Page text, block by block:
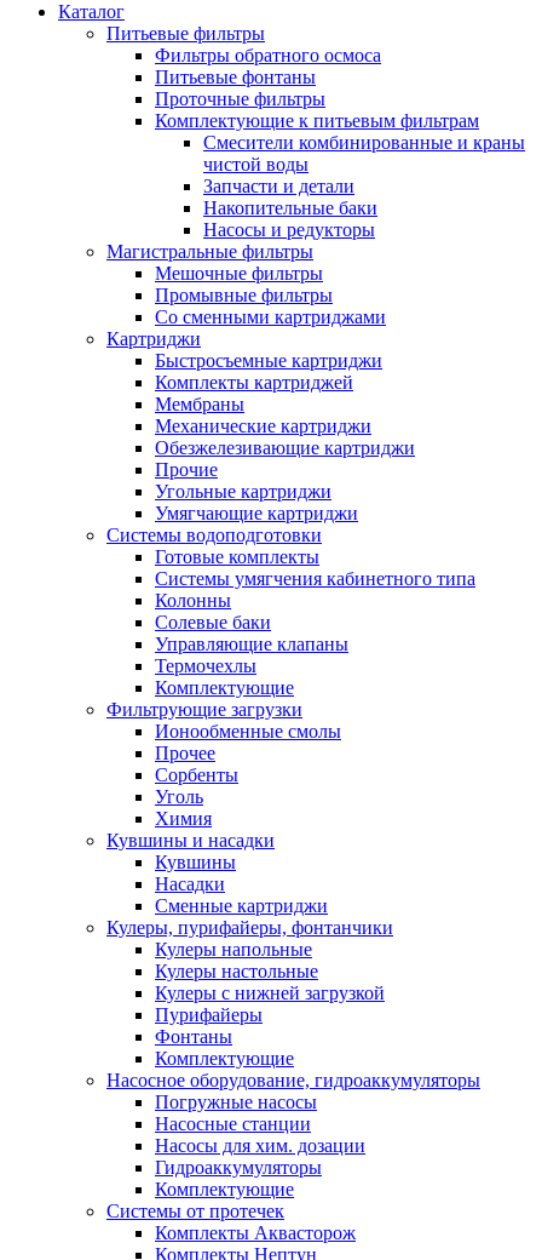
Каталог
Питьевые фильтры
Фильтры обратного осмоса
Питьевые фонтаны
Проточные фильтры
Комплектующие к питьевым фильтрам
Смесители комбинированные и краны
чистой воды
Запчасти и детали
Накопительные баки
Насосы и редукторы
Магистральные фильтры
Мешочные фильтры
Промывные фильтры
Со сменными картриджами
Картриджи
Быстросъемные картриджи
Комплекты картриджей
Мембраны
Механические картриджи
Обезжелезивающие картриджи
Прочие
Угольные картриджи
Умягчающие картриджи
Системы водоподготовки
Готовые комплекты
Системы умягчения кабинетного типа
Колонны
Солевые баки
Управляющие клапаны
Термочехлы
Комплектующие
Фильтрующие загрузки
Ионообменные смолы
Прочее
Сорбенты
Уголь
Химия
Кувшины и насадки
Кувшины
Насадки
Сменные картриджи
Кулеры, пурифайеры, фонтанчики
Кулеры напольные
Кулеры настольные
Кулеры с нижней загрузкой
Пурифайеры
Фонтаны
Комплектующие
Насосное оборудование, гидроаккумуляторы
Погружные насосы
Насосные станции
Насосы для хим. дозации
Гидроаккумуляторы
Комплектующие
Системы от протечек
Комплекты Аквасторож
Комплекты Нептун